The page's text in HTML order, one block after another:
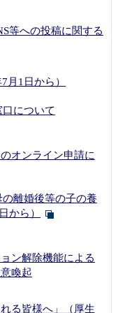
等への投稿に関する
月1日から）
について
オンライン申請に
離婚後等の子の養
から）
ン解除機能による
喚起
る皆様へ」（厚生